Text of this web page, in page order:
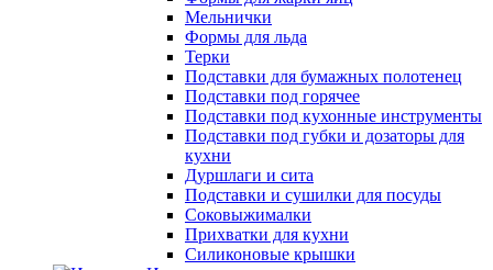
Мельнички
Формы для льда
Терки
Подставки для бумажных полотенец
Подставки под горячее
Подставки под кухонные инструменты
Подставки под губки и дозаторы для
кухни
Дуршлаги и сита
Подставки и сушилки для посуды
Соковыжималки
Прихватки для кухни
Силиконовые крышки